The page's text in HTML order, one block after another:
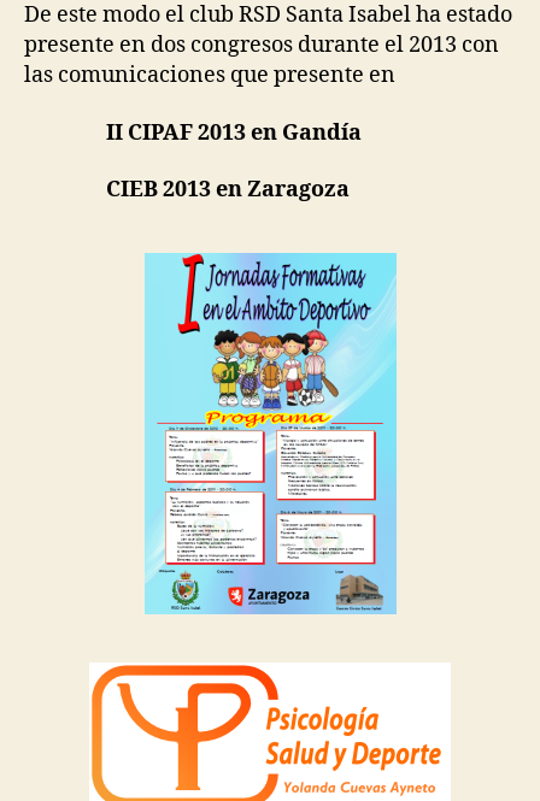
De este modo el club RSD Santa Isabel ha estado
presente en dos congresos durante el 2013 con
las comunicaciones que presente en
II CIPAF 2013 en Gandía
CIEB 2013 en Zaragoza